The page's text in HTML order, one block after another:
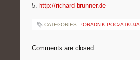
5. http://richard-brunner.de
CATEGORIES: PORADNIK
Comments are closed.